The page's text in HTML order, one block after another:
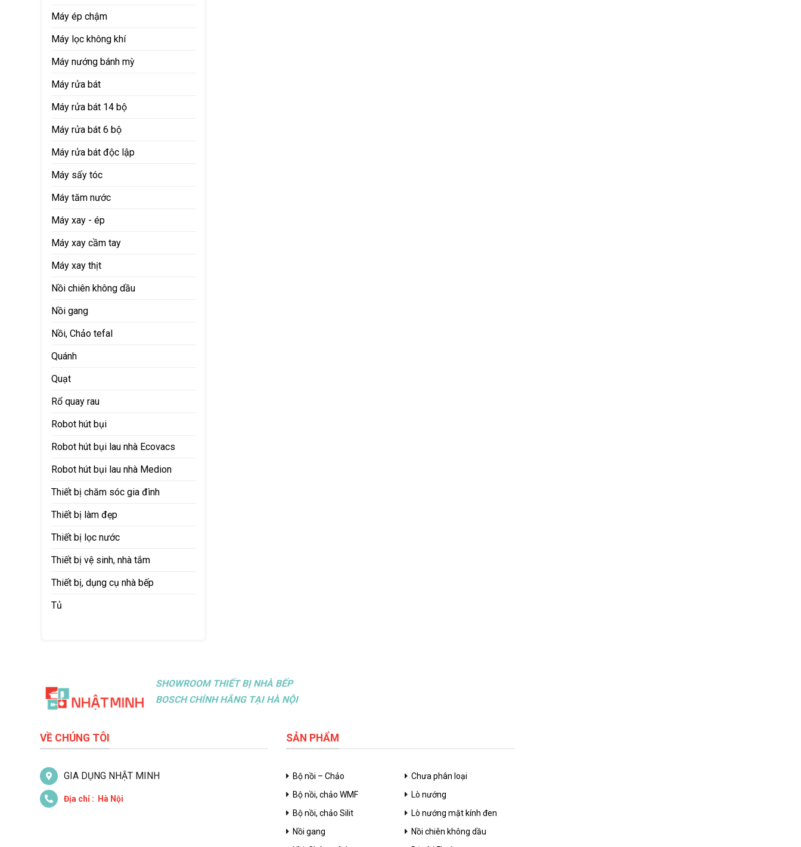
Máy ép chậm
Máy lọc không khí
Máy nướng bánh mỳ
Máy rửa bát
Máy rửa bát 14 bộ
Máy rửa bát 6 bộ
Máy rửa bát độc lập
Máy sấy tóc
Máy tăm nước
Máy xay - ép
Máy xay cầm tay
Máy xay thịt
Nồi chiên không dầu
Nồi gang
Nồi, Chảo tefal
Quánh
Quạt
Rổ quay rau
Robot hút bụi
Robot hút bụi lau nhà Ecovacs
Robot hút bụi lau nhà Medion
Thiết bị chăm sóc gia đình
Thiết bị làm đẹp
Thiết bị lọc nước
Thiết bị vệ sinh, nhà tắm
Thiết bị, dụng cụ nhà bếp
Tủ
SHOWROOM THIẾT BỊ NHÀ BẾP
BOSCH CHÍNH HÃNG TẠI HÀ NỘI
VỀ CHÚNG TÔI
GIA DỤNG NHẬT MINH
Địa chỉ : Hà Nội
SẢN PHẨM
Bộ nồi – Chảo
Bộ nồi, chảo WMF
Bộ nồi, chảo Silit
Nồi gang
Chưa phân loại
Lò nướng
Lò nướng mặt kính đen
Nồi chiên không dầu